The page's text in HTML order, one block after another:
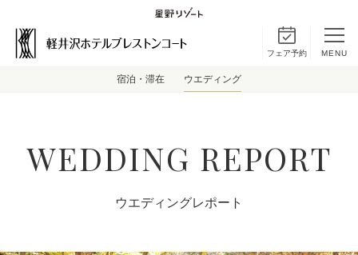
フェア予約 MENU
宿泊・滞在 ウエディング
WEDDING REPORT
ウエディングレポート